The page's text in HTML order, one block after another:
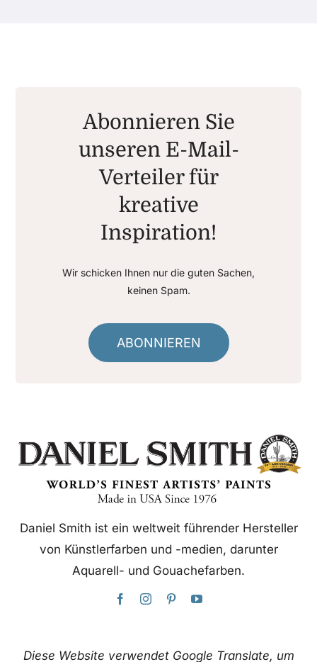
Abonnieren Sie
unseren E-Mail-
Verteiler für
kreative
Inspiration!
Wir schicken Ihnen nur die guten Sachen,
keinen Spam.
ABONNIEREN
Daniel Smith ist ein weltweit führender Hersteller
von Künstlerfarben und -medien, darunter
Aquarell- und Gouachefarben.
Diese Website verwendet Google Translate, um